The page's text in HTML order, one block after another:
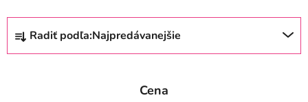
R
d
Radiť podľa:Najpredávanejšie
Cena